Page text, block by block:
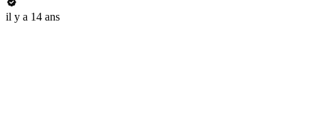
il y a 14 ans